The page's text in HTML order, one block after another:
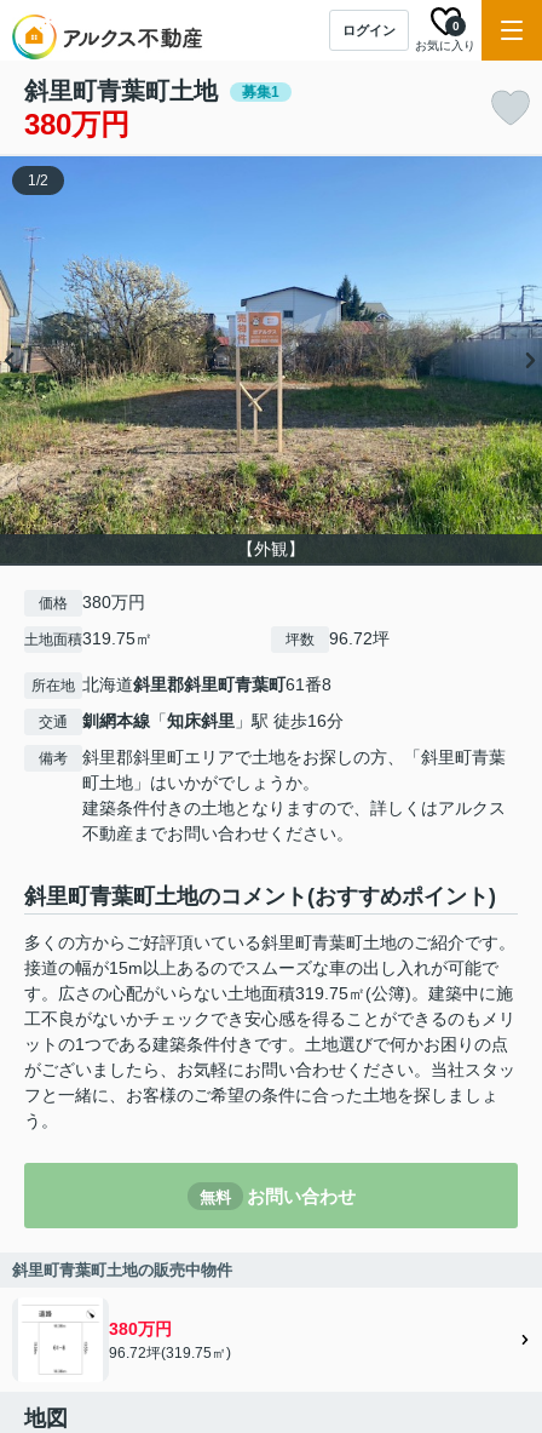
ログイン
お気に入り
0
斜里町青葉町土地 募集1
380万円
【外観】
1/2
価格 380万円
土地面積319.75㎡ 坪数 96.72坪
所在地 北海道斜里郡斜里町青葉町61番8
交通 釧網本線 「知床斜里 」駅 徒歩16分
備考
斜里郡斜里町エリアで土地をお探しの方、「斜里町青葉
町土地」はいかがでしょうか。
建築条件付きの土地となりますので、詳しくはアルクス
不動産までお問い合わせください。
斜里町青葉町土地のコメント(おすすめポイント)
多くの方からご好評頂いている斜里町青葉町土地のご紹介です。
接道の幅が15m以上あるのでスムーズな車の出し入れが可能で
す。広さの心配がいらない土地面積319.75㎡(公簿)。建築中に施
工不良がないかチェックでき安心感を得ることができるのもメリ
ットの1つである建築条件付きです。土地選びで何かお困りの点
がございましたら、お気軽にお問い合わせください。当社スタッ
フと一緒に、お客様のご希望の条件に合った土地を探しましょ
う。
無料 お問い合わせ
斜里町青葉町土地の販売中物件
380万円
96.72坪(319.75㎡)
地図